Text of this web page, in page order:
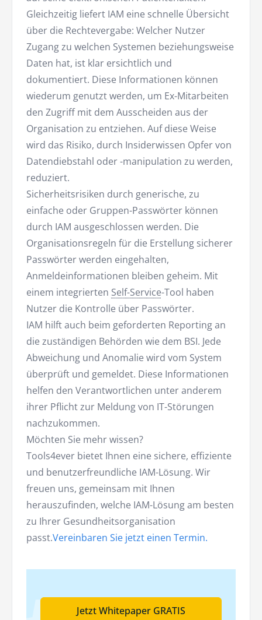
Gleichzeitig liefert IAM eine schnelle Übersicht
über die Rechtevergabe: Welcher Nutzer
Zugang zu welchen Systemen beziehungsweise
Daten hat, ist klar ersichtlich und
dokumentiert. Diese Informationen können
wiederum genutzt werden, um Ex-Mitarbeiten
den Zugriff mit dem Ausscheiden aus der
Organisation zu entziehen. Auf diese Weise
wird das Risiko, durch Insiderwissen Opfer von
Datendiebstahl oder -manipulation zu werden,
reduziert.
Sicherheitsrisiken durch generische, zu
einfache oder Gruppen-Passwörter können
durch IAM ausgeschlossen werden. Die
Organisationsregeln für die Erstellung sicherer
Passwörter werden eingehalten,
Anmeldeinformationen bleiben geheim. Mit
einem integrierten Self-Service-Tool haben
Nutzer die Kontrolle über Passwörter.
IAM hilft auch beim geforderten Reporting an
die zuständigen Behörden wie dem BSI. Jede
Abweichung und Anomalie wird vom System
überprüft und gemeldet. Diese Informationen
helfen den Verantwortlichen unter anderem
ihrer Pflicht zur Meldung von IT-Störungen
nachzukommen.
Möchten Sie mehr wissen?
Tools4ever bietet Ihnen eine sichere, effiziente
und benutzerfreundliche IAM-Lösung. Wir
freuen uns, gemeinsam mit Ihnen
herauszufinden, welche IAM-Lösung am besten
zu Ihrer Gesundheitsorganisation
passt.Vereinbaren Sie jetzt einen Termin.
Jetzt Whitepaper GRATIS